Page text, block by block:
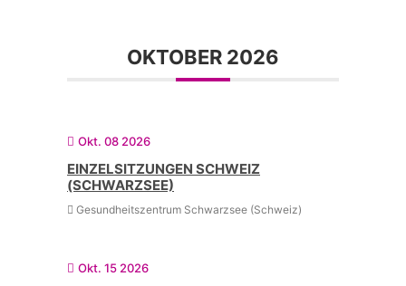
OKTOBER 2026
Okt. 08 2026
EINZELSITZUNGEN SCHWEIZ
(SCHWARZSEE)
Gesundheitszentrum Schwarzsee (Schweiz)
Okt. 15 2026